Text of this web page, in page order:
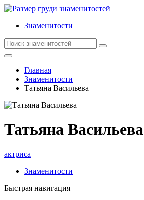
Знаменитости
Главная
Знаменитости
Татьяна Васильева
Татьяна Васильева
актриса
Знаменитости
Быстрая навигация